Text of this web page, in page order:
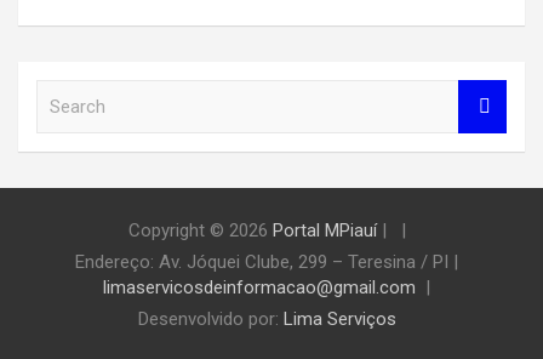
c
Copyright © 2026 Portal MPiauí|
Endereço: Av. Jóquei Clube, 299 – Teresina / PI |
limaservicosdeinformacao@gmail.com
Desenvolvido por: Lima Serviços